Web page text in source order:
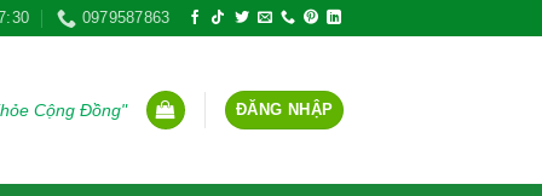
0979587863
Cộng Đồng" ĐĂNG NHẬP